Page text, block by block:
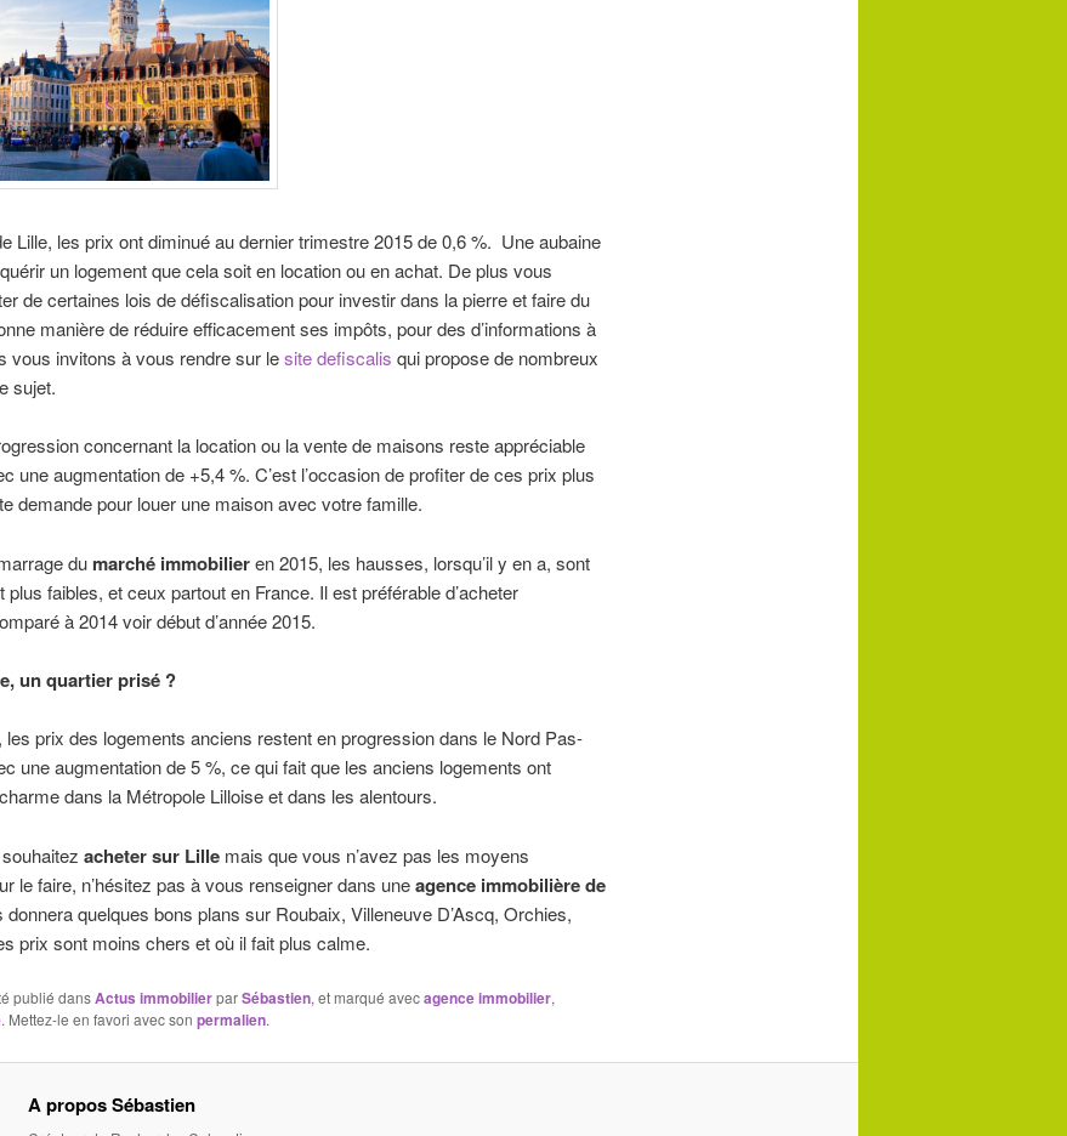
Lille, les prix ont diminué au dernier trimestre 2015 de 0,6 %. Une aubaine
un logement que cela soit en location ou en achat. De plus vous
de certaines lois de défiscalisation pour investir dans la pierre et faire du
manière de réduire efficacement ses impôts, pour des d’informations à
vous invitons à vous rendre sur lesite defiscalis qui propose de nombreux
sujet.
concernant la location ou la vente de maisons reste appréciable
une augmentation de +5,4 %. C’est l’occasion de profiter de ces prix plus
demande pour louer une maison avec votre famille.
dumarché immobilieren 2015, les hausses, lorsqu’il y en a, sont
plus faibles, et ceux partout en France. Il est préférable d’acheter
à 2014 voir début d’année 2015.
un quartier prisé ?
les prix des logements anciens restent en progression dans le Nord Pas-
une augmentation de 5 %, ce qui fait que les anciens logements ont
dans la Métropole Lilloise et dans les alentours.
acheter sur Lillemais que vous n’avez pas les moyens
le faire, n’hésitez pas à vous renseigner dans uneagence immobilière de
quelques bons plans sur Roubaix, Villeneuve D’Ascq, Orchies,
prix sont moins chers et où il fait plus calme.
publié dansActus immobilierparSébastien, et marqué avecagence immobilier,
. Mettez-le en favori avec son permalien.
A propos Sébastien